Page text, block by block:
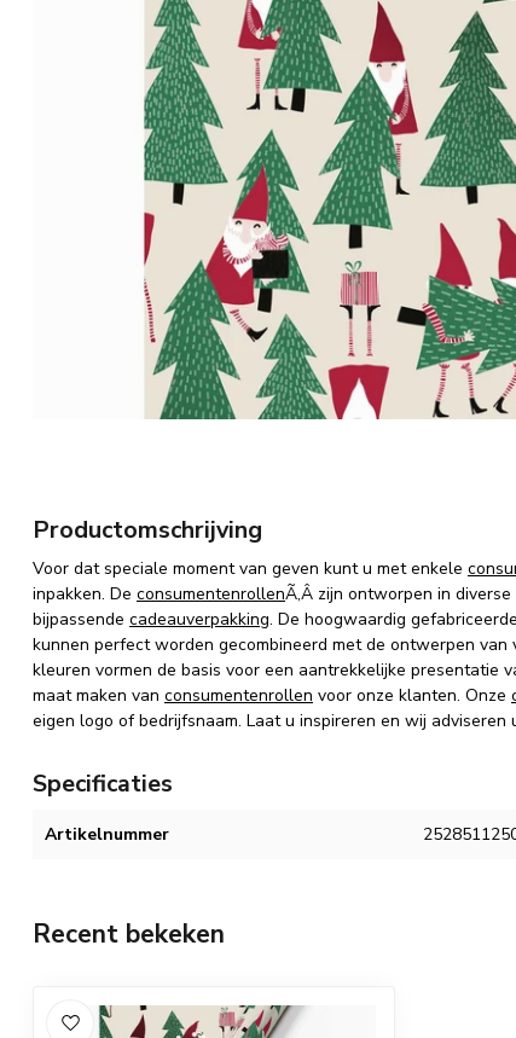
Productomschrijving
Voor dat speciale moment van geven kunt u met enkele
inpakken. De consumentenrollenÃ‚Â zijn ontworpen in
bijpassende cadeauverpakking. De hoogwaardig gefabriceerde
kunnen perfect worden gecombineerd met de ontwerpen van
kleuren vormen de basis voor een aantrekkelijke presentatie
maat maken van consumentenrollen voor onze klanten. Onze
eigen logo of bedrijfsnaam. Laat u inspireren en wij adviseren
Specificaties
Artikelnummer
Recent bekeken